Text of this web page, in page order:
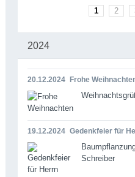
1 2
2024
20.12.2024 Frohe
19.12.2024 Gedenkfeier für
Schreiber